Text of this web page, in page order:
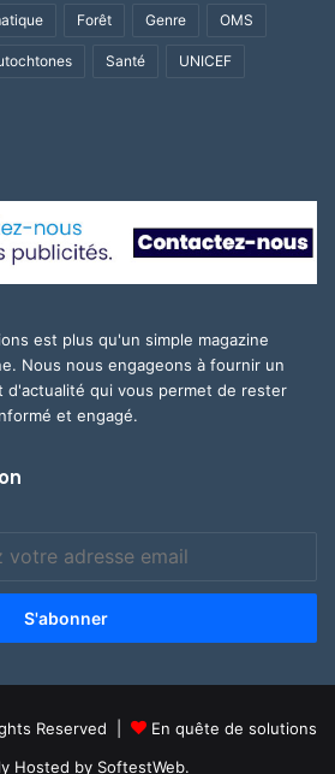
Forêt Genre OMS
Santé UNICEF
est plus qu'un simple magazine
Nous nous engageons à fournir un
qui vous permet de rester
et engagé.
Reserved |
En quête de solutions
Hosted by SoftestWeb.